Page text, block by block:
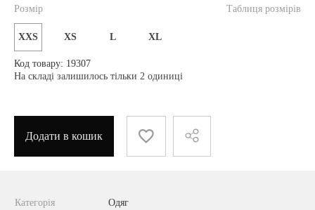
Таблиця розмірів
Розмір
XXS XS L XL
Код товару: 19307
На складі залишилось тільки 2 одиниці
Додати в кошик
Категорія Одяг